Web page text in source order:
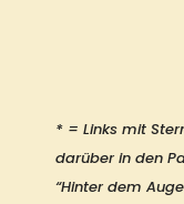
* = Links mit
darüber in den
“Hinter dem